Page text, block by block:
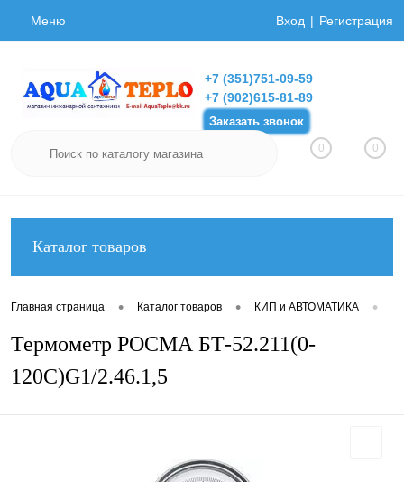
Меню Вход Регистрация
+7 (351)751-09-59
+7 (902)615-81-89
Заказать звонок
0 0
Каталог товаров
Главная страница • Каталог товаров • КИП и АВТОМАТИКА •
Термометр РОСМА БТ-52.211(0-
120С)G1/2.46.1,5